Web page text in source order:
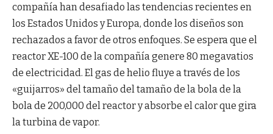
compañía han desafiado las tendencias recientes en
los Estados Unidos y Europa, donde los diseños son
rechazados a favor de otros enfoques. Se espera que el
reactor XE-100 de la compañía genere 80 megavatios
de electricidad. El gas de helio fluye a través de los
«guijarros» del tamaño del tamaño de la bola de la
bola de 200,000 del reactor y absorbe el calor que gira
la turbina de vapor.